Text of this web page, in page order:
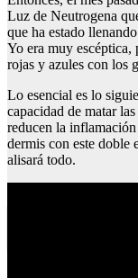
Luz de Neutrogena
que ha estado
Yo era muy escéptica,
rojas y azules con los
Lo esencial es lo
capacidad de matar
reducen la
dermis con este doble
alisará todo.